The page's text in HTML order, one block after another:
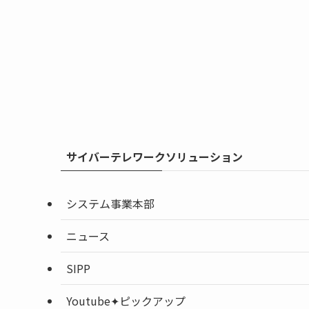
サイバーテレワークソリューション
システム事業本部
ニュース
SIPP
Youtube✦ピックアップ